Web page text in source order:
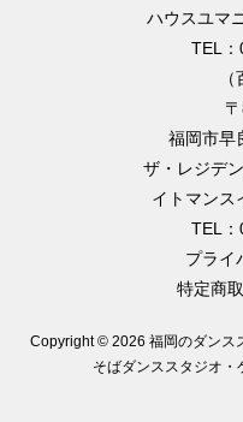
ハウスユマ
TEL
福岡市早
ザ・レジデ
イトマンス
TEL
プライ
特定商
Copyright © 2026 福岡のダンス
そばダンススタジオ・